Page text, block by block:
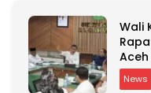
Wali
News